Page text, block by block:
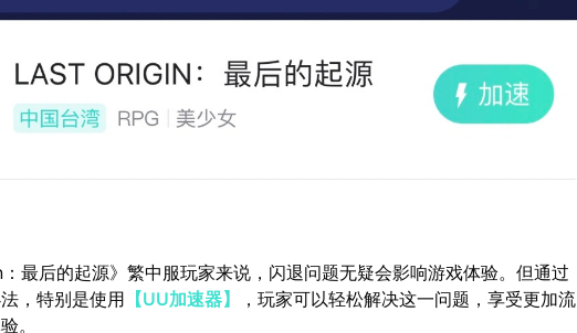
最后的起源》繁中服玩家来说，闪退问题无疑会影响游戏体验。但通过
，特别是使用 【UU加速器】
，玩家可以轻松解决这一问题，享受更加流
。